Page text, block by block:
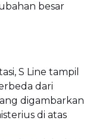
besar
S Line tampil
dari
digambarkan
di atas